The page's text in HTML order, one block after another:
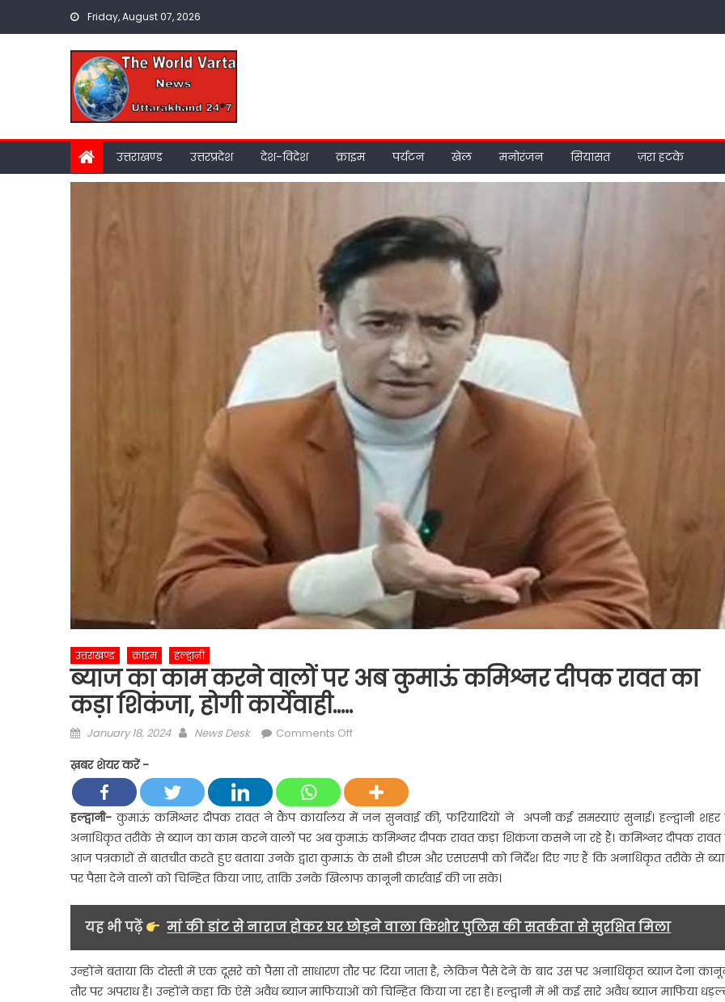
Friday, August 07, 2026
उत्तराखण्ड उत्तरप्रदेश देश-विदेश क्राइम पर्यटन खेल मनोरंजन सियासत ज़रा हटके
उत्तराखण्ड क्राइम हल्द्वानी
ब्याज का काम करने वालों पर अब कुमाऊं कमिश्नर दीपक रावत का
कड़ा शिकंजा, होगी कार्येवाही…..
Posted
January 18, 2024 Author
News Desk Comments Offon
काम
करने
वालों
पर
अब
कुमाऊं
दीपक
रावत
का
कड़ा
शिकंजा,
ख़बर शेयर करें -
हल्द्वानी- कुमाऊं कमिश्नर दीपक रावत ने कैंप कार्यालय में जन सुनवाई की, फरियादियों ने अपनी कई समस्याएं सुनाई। हल्द्वानी
अनाधिकृत तरीके से ब्याज का काम करने वालों पर अब कुमाऊं कमिश्नर दीपक रावत कड़ा शिकंजा कसने जा रहे हैं। कमिश्नर दीपक
आज पत्रकारों से बातचीत करते हुए बताया उनके द्वारा कुमाऊं के सभी डीएम और एसएसपी को निर्देश दिए गए हैं कि अनाधिकृत तरीके से
पर पैसा देने वालों को चिन्हित किया जाए, ताकि उनके खिलाफ कानूनी कार्रवाई की जा सके।
यह भी पढ़ें मां की डांट से नाराज होकर घर छोड़ने वाला किशोर पुलिस की सतर्कता से सुरक्षित मिला
उन्होंने बताया कि दोस्ती में एक दूसरे को पैसा तो साधारण तौर पर दिया जाता है, लेकिन पैसे देने के बाद उस पर अनाधिकृत ब्याज देना
तौर पर अपराध है। उन्होंने कहा कि ऐसे अवैध ब्याज माफियाओं को चिन्हित किया जा रहा है। हल्द्वानी में भी कई सारे अवैध ब्याज माफिया